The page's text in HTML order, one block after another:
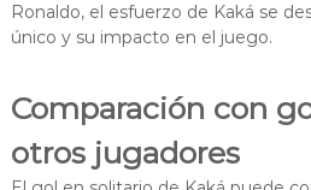
Ronaldo, el esfuerzo de Kaká se
único y su impacto en el juego.
Comparación con
otros jugadores